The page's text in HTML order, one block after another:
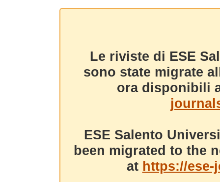
Le riviste di ESE
sono state migrate
ora disponibili
ESE Salento
been migrated to the
at https://